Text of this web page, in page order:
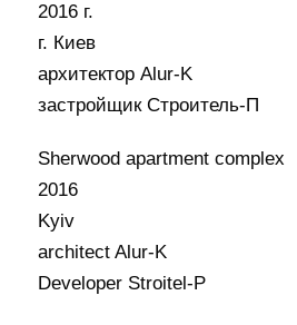
2016 г.
г. Киев
архитектор Alur-K
застройщик Строитель-П
Sherwood apartment complex
2016
Kyiv
architect Alur-K
Developer Stroitel-P